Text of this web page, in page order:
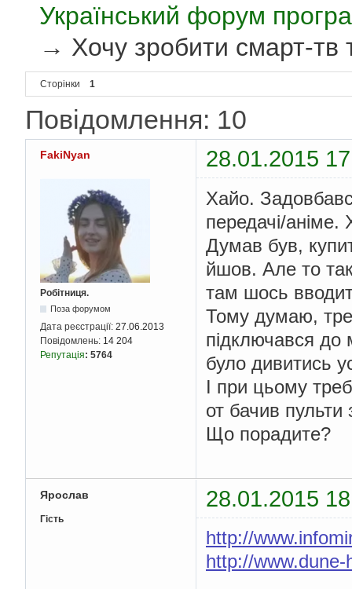
Український форум
→ Хочу зробити смарт-тв
Сторінки 1
Повідомлення: 10
FakiNyan 28.01.2015
Робітниця.
Поза форумом
Дата реєстрації: 27.06.2013
Повідомлень: 14 204
Репутація: 5764
Хайо.
передачі/
Думав був,
йшов. Але то
там шось
Тому думаю,
підключався до
було дивитись
І при цьому
от бачив
Що порадите?
Ярослав 28.01.2015
Гість
http://
http://www.dune-